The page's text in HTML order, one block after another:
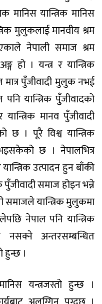
यान्त्रिक मानिस
मुलुकलाई मानवीय श्रम
नेपाली समाज श्रम
हो । यन्त्र र यान्त्रिक
पुँजीवादी मुलुक नभई
पनि यान्त्रिक पुुँजीवादको
मानव पुँजीवादी
छ । पूरै विश्व यान्त्रिक
छ । नेपालभित्र
उत्पादन हुन बाँकी
समाज होइन भन्ने
समाजले यान्त्रिक मुलुकमा
नेपाल पनि यान्त्रिक
नसक्ने अन्तरसम्बन्धित
हुन्छ ।
यन्त्रजस्तो हुन्छ ।